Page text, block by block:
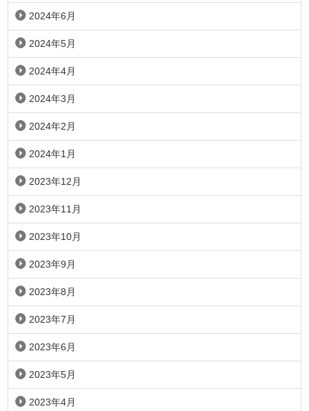
2024年6月
2024年5月
2024年4月
2024年3月
2024年2月
2024年1月
2023年12月
2023年11月
2023年10月
2023年9月
2023年8月
2023年7月
2023年6月
2023年5月
2023年4月